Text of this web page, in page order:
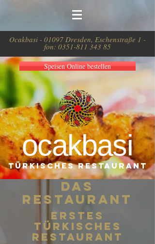
Ocakbasi - 01097 Dresden, Eschenstraße 1 -
fon: 0351-811 343 85
Speisen Online bestellen
ocakbasi
türkisches restaurant
das
RESTAURANT
Erstes
türkisches
restaurant